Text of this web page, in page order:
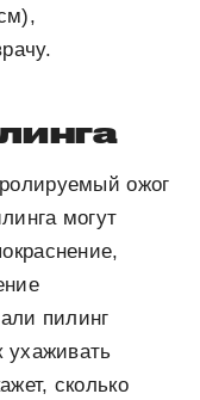
ожог
могут
пилинг
ухаживать
сколько